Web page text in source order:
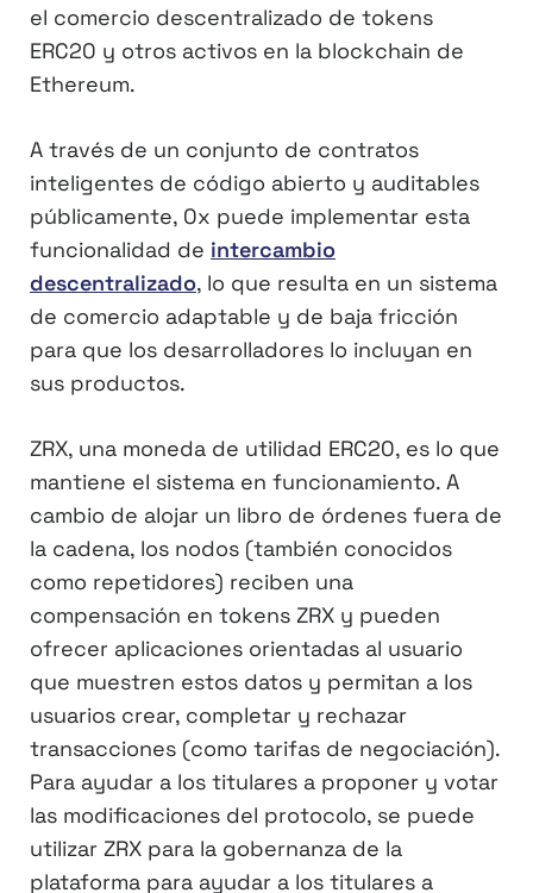
el comercio descentralizado de tokens
ERC20 y otros activos en la blockchain de
Ethereum.
A través de un conjunto de contratos
inteligentes de código abierto y auditables
públicamente, 0x puede implementar esta
funcionalidad de intercambio
descentralizado, lo que resulta en un sistema
de comercio adaptable y de baja fricción
para que los desarrolladores lo incluyan en
sus productos.
ZRX, una moneda de utilidad ERC20, es lo que
mantiene el sistema en funcionamiento. A
cambio de alojar un libro de órdenes fuera de
la cadena, los nodos (también conocidos
como repetidores) reciben una
compensación en tokens ZRX y pueden
ofrecer aplicaciones orientadas al usuario
que muestren estos datos y permitan a los
usuarios crear, completar y rechazar
transacciones (como tarifas de negociación).
Para ayudar a los titulares a proponer y votar
las modificaciones del protocolo, se puede
utilizar ZRX para la gobernanza de la
plataforma para ayudar a los titulares a